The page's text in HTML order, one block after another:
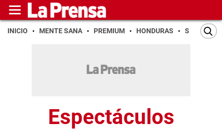
INICIO MENTE SANA PREMIUM HONDURAS SAN PEDRO
Espectáculos